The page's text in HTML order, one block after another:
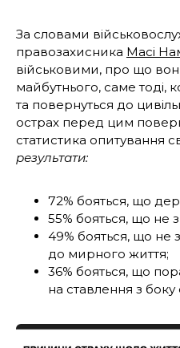
За словами
правозахисника Масі
військовими, про що
майбутнього, саме тоді,
та повернуться до
острах перед цим
статистика опитування
результати:
72% бояться, що
55% бояться, що не
49% бояться, що не
до мирного життя;
36% бояться, що
на ставлення з боку